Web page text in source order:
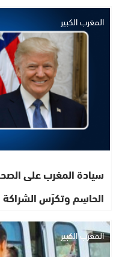
المغرب الكبير
سيادة المغرب على
الحاسِم وتكرّس الشراكة
المغرب الكبير